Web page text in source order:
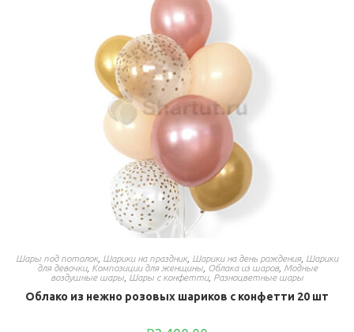
Шары под потолок, Шарики на праздник, Шарики на день рождения, Шарики
для девочки, Композиции для женщины, Облака из шаров, Модные
воздушные шары Шары с конфетти, Разноцветные шары
Облако из нежно розовых шариков с конфетти 20 шт